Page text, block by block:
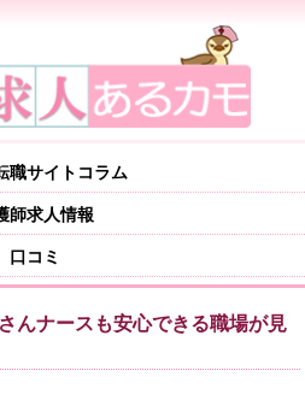
職サイトコラム
師求人情報
口コミ
んナースも安心できる職場が見